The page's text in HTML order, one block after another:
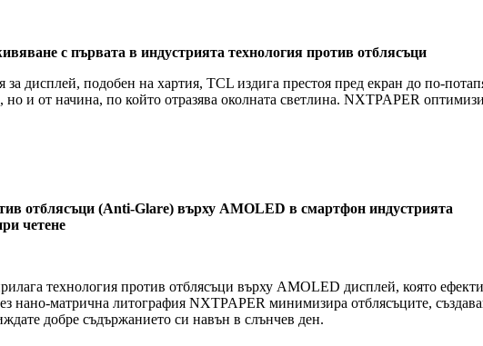
с първата в индустрията технология против отблясъци
дисплей, подобен на хартия, TCL издига престоя пред екран до по-
но и от начина, по който отразява околната светлина. NXTPAPER
отблясъци (Anti-Glare) върху AMOLED в смартфон индустрията
четене
технология против отблясъци върху AMOLED дисплей, която
нано-матрична литография NXTPAPER минимизира отблясъците,
добре съдържанието си навън в слънчев ден.